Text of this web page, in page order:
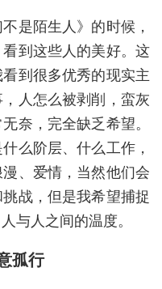
是陌生人》的时候，
到这些人的美好。这
到很多优秀的现实主
人怎么被剥削，蛮灰
奈，完全缺乏希望。
么阶层、什么工作，
、爱情，当然他们会
战，但是我希望捕捉
与人之间的温度。
孤行